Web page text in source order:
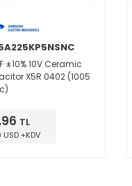
±10% 10V Ceramic
X5R 0402 (1005
TL
USD +KDV